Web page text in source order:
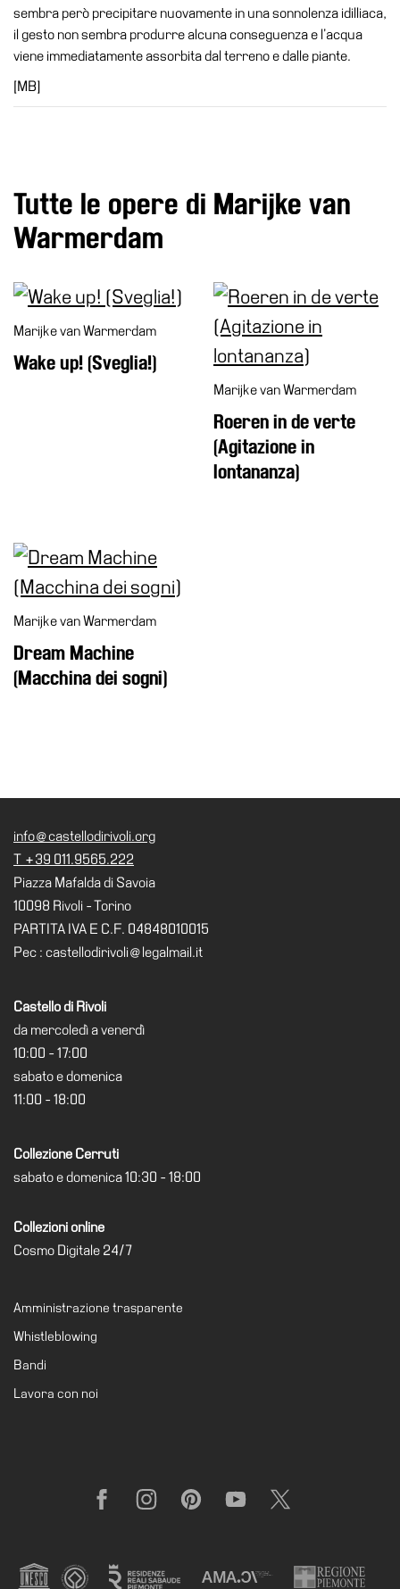
Visita
Biglietti
Chi
Organizza
tuo
Amministrazione
trasparente
Whistleblowing
sembra però precipitare nuovamente in una sonnolenza idilliaca,
il gesto non sembra produrre alcuna conseguenza e l’acqua
viene immediatamente assorbita dal terreno e dalle piante.
[MB]
Tutte le opere di Marijke van
Warmerdam
Marijke van Warmerdam
Wake up! (Sveglia!)
Marijke van Warmerdam
Roeren in de verte
(Agitazione in
lontananza)
Marijke van Warmerdam
Dream Machine
(Macchina dei sogni)
info@castellodirivoli.org
T +39 011.9565.222
Piazza Mafalda di Savoia
10098 Rivoli - Torino
PARTITA IVA E C.F. 04848010015
Pec : castellodirivoli@legalmail.it
Castello di Rivoli
da mercoledì a venerdì
10:00 - 17:00
sabato e domenica
11:00 - 18:00
Collezione Cerruti
sabato e domenica 10:30 - 18:00
Collezioni online
Cosmo Digitale 24/7
Amministrazione trasparente
Whistleblowing
Bandi
Lavora con noi
FacebookInstagramPinterestYouTube X